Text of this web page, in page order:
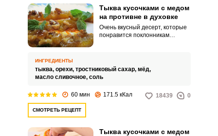
Тыква кусочками с медом
на противне в духовке
Очень вкусный десерт, которые
понравится поклонникам
ИНГРЕДИЕНТЫ
тыква, орехи, тростниковый сахар, мёд,
масло сливочное, соль
60 мин 171.5 кКал 18439 0
СМОТРЕТЬ РЕЦЕПТ
Тыква кусочками с медом